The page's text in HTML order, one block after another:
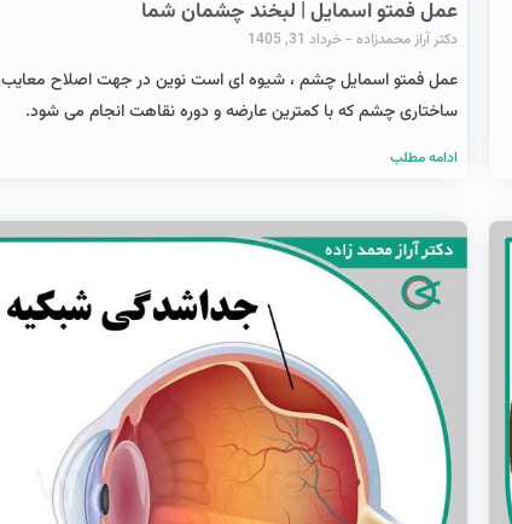
عمل فمتو اسمایل | لبخند چشمان شما
دکتر آراز محمدزاده خرداد 31, 1405
عمل فمتو اسمایل چشم ، شیوه ای است نوین در جهت اصلاح معایب
ساختاری چشم که با کمترین عارضه و دوره نقاهت انجام می شود.
ادامه مطلب